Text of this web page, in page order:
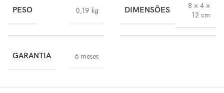
PESO 0,19 kg DIMENSÕES
8 × 4 ×
12 cm
GARANTIA 6 meses